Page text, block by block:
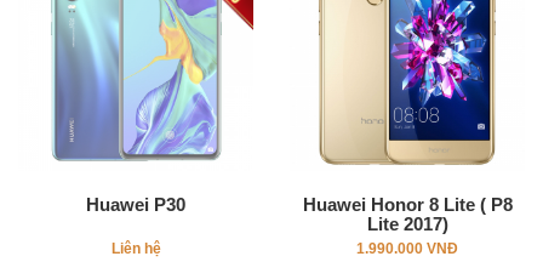
Huawei P30
Liên hệ
Huawei Honor 8 Lite ( P8
Lite 2017)
1.990.000 VNĐ